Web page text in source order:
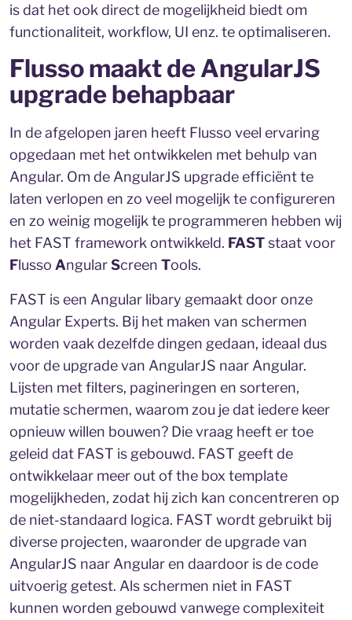
is dat het ook direct de mogelijkheid biedt om
functionaliteit, workflow, UI enz. te optimaliseren.
Flusso maakt de AngularJS
upgrade behapbaar
In de afgelopen jaren heeft Flusso veel ervaring
opgedaan met het ontwikkelen met behulp van
Angular. Om de AngularJS upgrade efficiënt te
laten verlopen en zo veel mogelijk te configureren
en zo weinig mogelijk te programmeren hebben wij
het FAST framework ontwikkeld. FASTstaat voor
Flusso AngularScreen Tools.​​​​​​
FAST is een Angular libary gemaakt door onze
Angular Experts. Bij het maken van schermen
worden vaak dezelfde dingen gedaan, ideaal dus
voor de upgrade van AngularJS naar Angular.
Lijsten met filters, pagineringen en sorteren,
mutatie schermen, waarom zou je dat iedere keer
opnieuw willen bouwen? Die vraag heeft er toe
geleid dat FAST is gebouwd. FAST geeft de
ontwikkelaar meer out of the box template
mogelijkheden, zodat hij zich kan concentreren op
de niet-standaard logica. FAST wordt gebruikt bij
diverse projecten, waaronder de upgrade van
AngularJS naar Angular en daardoor is de code
uitvoerig getest. Als schermen niet in FAST
kunnen worden gebouwd vanwege complexiteit